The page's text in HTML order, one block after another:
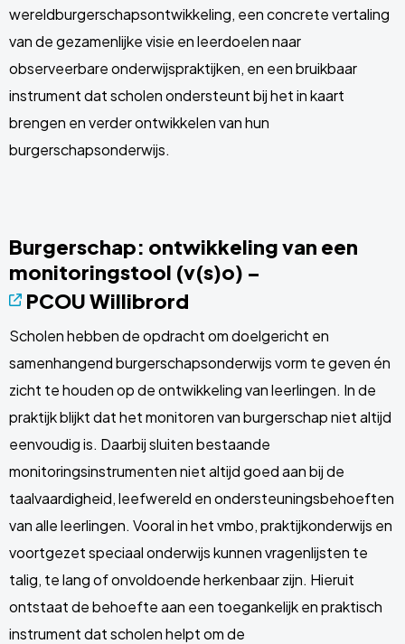
wereldburgerschapsontwikkeling, een concrete vertaling
van de gezamenlijke visie en leerdoelen naar
observeerbare onderwijspraktijken, en een bruikbaar
instrument dat scholen ondersteunt bij het in kaart
brengen en verder ontwikkelen van hun
burgerschapsonderwijs.
Burgerschap: ontwikkeling van een
monitoringstool (v(s)o) –
PCOU Willibrord
Scholen hebben de opdracht om doelgericht en
samenhangend burgerschapsonderwijs vorm te geven én
zicht te houden op de ontwikkeling van leerlingen. In de
praktijk blijkt dat het monitoren van burgerschap niet altijd
eenvoudig is. Daarbij sluiten bestaande
monitoringsinstrumenten niet altijd goed aan bij de
taalvaardigheid, leefwereld en ondersteuningsbehoeften
van alle leerlingen. Vooral in het vmbo, praktijkonderwijs en
voortgezet speciaal onderwijs kunnen vragenlijsten te
talig, te lang of onvoldoende herkenbaar zijn. Hieruit
ontstaat de behoefte aan een toegankelijk en praktisch
instrument dat scholen helpt om de